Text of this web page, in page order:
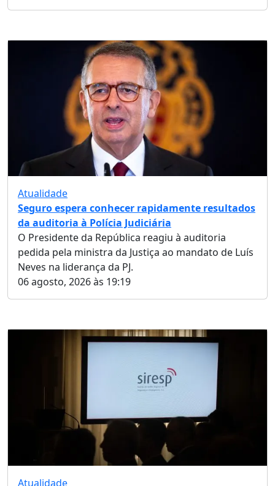
Atualidade
Seguro espera conhecer rapidamente resultados
da auditoria à Polícia Judiciária
O Presidente da República reagiu à auditoria
pedida pela ministra da Justiça ao mandato de Luís
Neves na liderança da PJ.
06 agosto, 2026 às 19:19
Atualidade